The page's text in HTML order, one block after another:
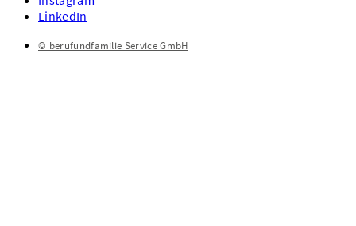
LinkedIn
© berufundfamilie Service GmbH